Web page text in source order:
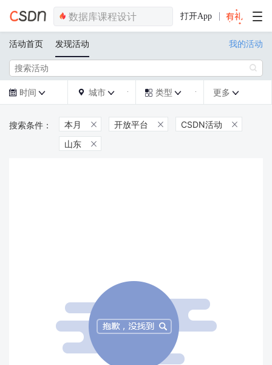
打开App
活动首页 发现活动 我的活动

 时间   城市   类型  更多 
本月  开放平台  CSDN活动 
山东 